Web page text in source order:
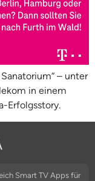
– unter
in einem
Erfolgsstory.
Smart TV Apps für